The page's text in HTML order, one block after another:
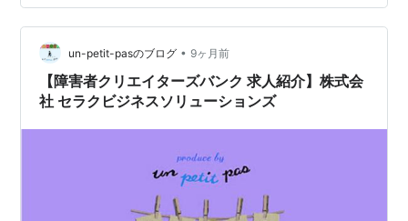
す。 自己紹介 なぜこの記事を書くのか エニグモのヘル
プデスク構成要素 ヘルプデスク対応のフロー 運用におけ
る3つのこだわり 入り口の設計：「優しさ」と「セキュ
リ…
un-petit-pasのブログ • 9ヶ月前
【障害者クリエイターズバンク 求人紹介】株式会
社 セラクビジネスソリューションズ